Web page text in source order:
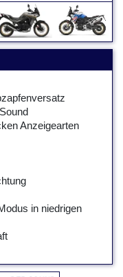
Anzeigearten
in niedrigen